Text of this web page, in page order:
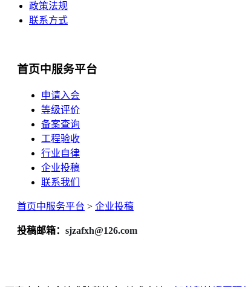
政策法规
联系方式
首页中服务平台
申请入会
等级评价
备案查询
工程验收
行业自律
企业投稿
联系我们
首页中服务平台 > 企业投稿
投稿邮箱： sjzafxh@126.com